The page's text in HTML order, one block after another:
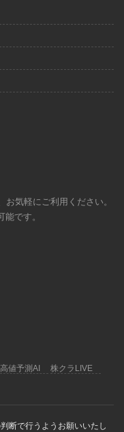
気軽にご利用ください。
です。
高値予測AI 株クラLIVE
断で行うようお願いいたし